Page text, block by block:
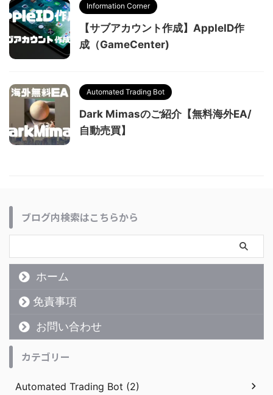
Information Corner
【サブアカウント作成】AppleID作
成（GameCenter)
Automated Trading Bot
Dark Mimasのご紹介【無料海外EA/
自動売買】
ブログ内検索はこちらから
ホーム
免責事項
お問い合わせ
カテゴリー
Automated Trading Bot (2)